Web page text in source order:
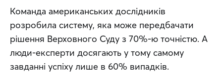
Команда американських дослідників
розробила систему, яка може передбачати
рішення Верховного Суду з 70%-ю точністю. А
люди-експерти досягають у тому самому
завданні успіху лише в 60% випадків.